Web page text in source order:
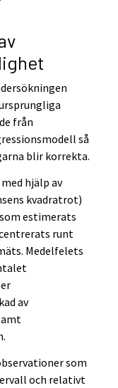
från
så
blir korrekta.
hjälp av
kvadratrot)
estimerats
runt
Medelfelets
av
som
och relativt